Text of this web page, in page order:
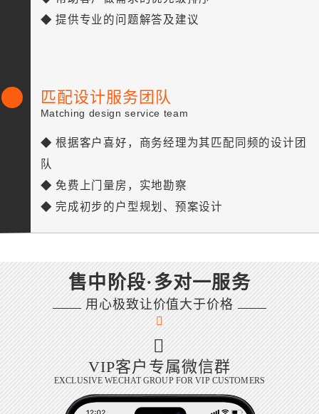
◆ 提供专业的问题解答及建议
匹配设计服务团队
Matching design service team
◆ 根据客户喜好，商务经理为其匹配同频的设计团
队
◆ 免费上门量房，实地勘察
◆ 完成初步的户型规划、预案设计
售中阶段·多对一服务
用心极致让价值大于价格
VIP客户专属微信群
EXCLUSIVE WECHAT GROUP FOR VIP CUSTOMERS